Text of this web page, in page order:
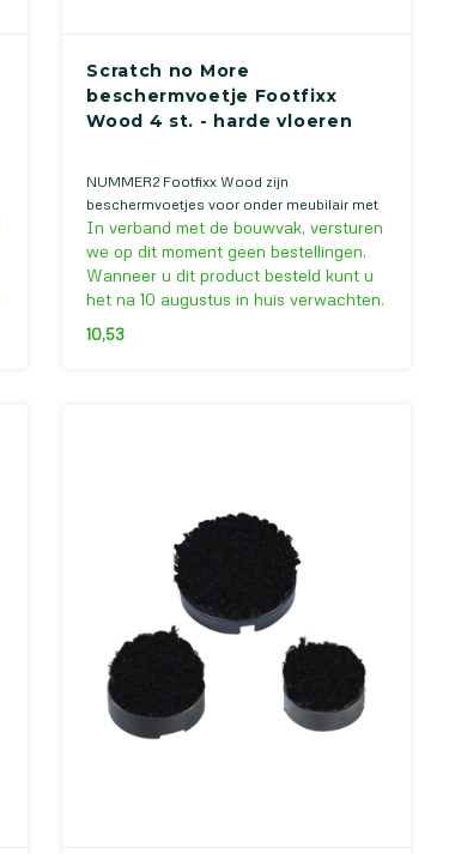
Scratch no More
beschermvoetje Footfixx
Wood 4 st. - harde vloeren
NUMMER2 Footfixx Wood zijn
beschermvoetjes voor onder meubilair met
houten of kunststof poten, voor harde
vloeren zoals betonvloeren, gietvloeren en
beton ciré vloeren om krassen en
beschadigingen tegen te gaan.
In verband met de bouwvak, versturen
we op dit moment geen bestellingen.
Wanneer u dit product besteld kunt u
het na 10 augustus in huis verwachten.
10,53